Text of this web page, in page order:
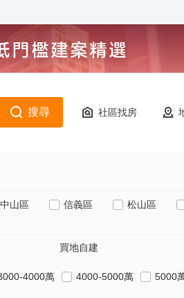
搜尋 社區找房
中山區 信義區 松山區
買地自建
4000萬 4000-5000萬 5000